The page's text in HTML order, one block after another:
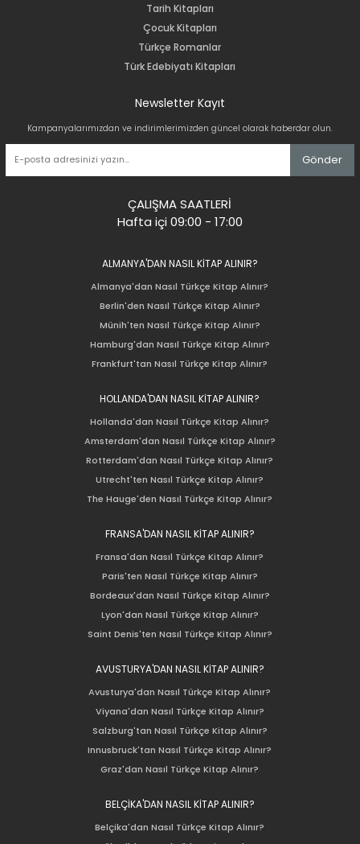
Tarih Kitapları
Çocuk Kitapları
Türkçe Romanlar
Türk Edebiyatı Kitapları
Newsletter Kayıt
Kampanyalarımızdan ve indirimlerimizden güncel olarak haberdar olun.
Gönder
ÇALIŞMA SAATLERİ
Hafta içi 09:00 - 17:00
ALMANYA'DAN NASIL KİTAP ALINIR?
Almanya'dan Nasıl Türkçe Kitap Alınır?
Berlin'den Nasıl Türkçe Kitap Alınır?
Münih'ten Nasıl Türkçe Kitap Alınır?
Hamburg'dan Nasıl Türkçe Kitap Alınır?
Frankfurt'tan Nasıl Türkçe Kitap Alınır?
HOLLANDA'DAN NASIL KİTAP ALINIR?
Hollanda'dan Nasıl Türkçe Kitap Alınır?
Amsterdam'dan Nasıl Türkçe Kitap Alınır?
Rotterdam'dan Nasıl Türkçe Kitap Alınır?
Utrecht'ten Nasıl Türkçe Kitap Alınır?
The Hauge'den Nasıl Türkçe Kitap Alınır?
FRANSA'DAN NASIL KİTAP ALINIR?
Fransa'dan Nasıl Türkçe Kitap Alınır?
Paris'ten Nasıl Türkçe Kitap Alınır?
Bordeaux'dan Nasıl Türkçe Kitap Alınır?
Lyon'dan Nasıl Türkçe Kitap Alınır?
Saint Denis'ten Nasıl Türkçe Kitap Alınır?
AVUSTURYA'DAN NASIL KİTAP ALINIR?
Avusturya'dan Nasıl Türkçe Kitap Alınır?
Viyana'dan Nasıl Türkçe Kitap Alınır?
Salzburg'tan Nasıl Türkçe Kitap Alınır?
Innusbruck'tan Nasıl Türkçe Kitap Alınır?
Graz'dan Nasıl Türkçe Kitap Alınır?
BELÇİKA'DAN NASIL KİTAP ALINIR?
Belçika'dan Nasıl Türkçe Kitap Alınır?